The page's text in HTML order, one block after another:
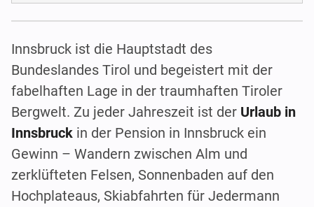
Innsbruck ist die Hauptstadt des
Bundeslandes Tirol und begeistert mit der
fabelhaften Lage in der traumhaften Tiroler
Bergwelt. Zu jeder Jahreszeit ist der Urlaub in
Innsbruck in der Pension in Innsbruck ein
Gewinn – Wandern zwischen Alm und
zerklüfteten Felsen, Sonnenbaden auf den
Hochplateaus, Skiabfahrten für Jedermann